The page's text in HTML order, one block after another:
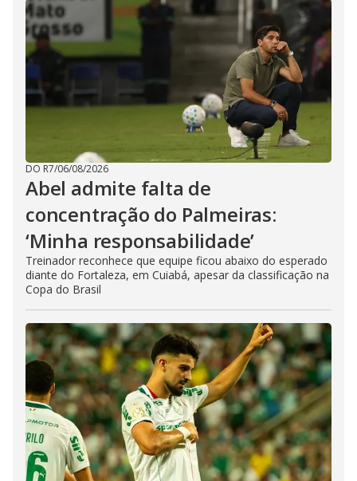
DO R7/06/08/2026
Abel admite falta de
concentração do Palmeiras:
‘Minha responsabilidade’
Treinador reconhece que equipe ficou abaixo do esperado
diante do Fortaleza, em Cuiabá, apesar da classificação na
Copa do Brasil